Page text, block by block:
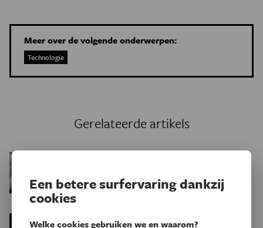
Meer over de volgende onderwerpen:
Technologie
Gerelateerde artikels
bij
Eos Blogs TechnologieDe tolk op
Een betere surfervaring dankzij
cookies
Welke cookies gebruiken we en waarom?